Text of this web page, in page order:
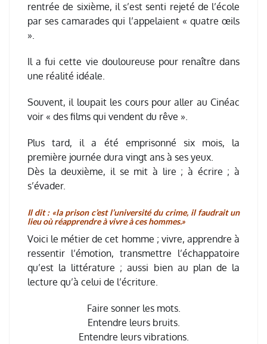
rentrée de sixième, il s’est senti rejeté de l’école
par ses camarades qui l’appelaient « quatre œils
».
Il a fui cette vie douloureuse pour renaître dans
une réalité idéale.
Souvent, il loupait les cours pour aller au Cinéac
voir « des films qui vendent du rêve ».
Plus tard, il a été emprisonné six mois, la
première journée dura vingt ans à ses yeux.
Dès la deuxième, il se mit à lire ; à écrire ; à
s’évader.
Il dit : «la prison c’est l’université du crime, il faudrait un
lieu où réapprendre à vivre à ces hommes.»
Voici le métier de cet homme ; vivre, apprendre à
ressentir l’émotion, transmettre l’échappatoire
qu’est la littérature ; aussi bien au plan de la
lecture qu’à celui de l’écriture.
Faire sonner les mots.
Entendre leurs bruits.
Entendre leurs vibrations.